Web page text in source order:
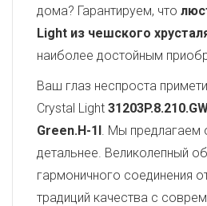
дома? Гарантируем, что
Light из чешского
наиболее достойным
Ваш глаз неспроста
Crystal Light
Green.H-1I. Мы предлагаем
детальнее. Великолепный
гармоничного соединения
традиций качества с